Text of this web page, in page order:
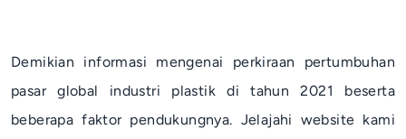
Demikian informasi mengenai perkiraan pertumbuhan
pasar global industri plastik di tahun 2021 beserta
beberapa faktor pendukungnya. Jelajahi website kami